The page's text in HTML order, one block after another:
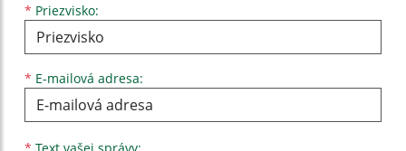
* Priezvisko:
* E-mailová adresa: